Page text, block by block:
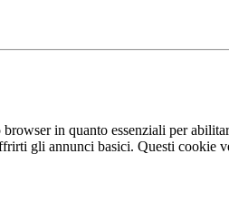
in quanto essenziali per
gli annunci basici. Questi cookie